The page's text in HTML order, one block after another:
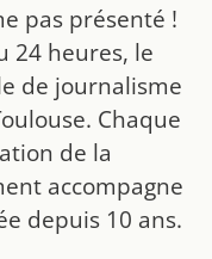
pas présenté !
24 heures, le
de journalisme
Chaque
de la
accompagne
depuis 10 ans.